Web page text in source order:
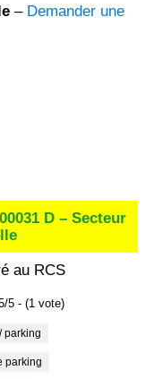
– Demander une
D – Secteur
au RCS
5 - (1 vote)
parking
parking